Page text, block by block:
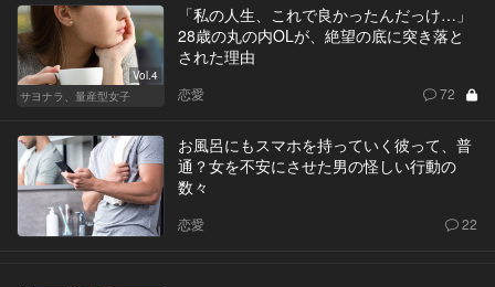
Vol.4
サヨナラ、量産型女子
「私の人生、これで良かったんだっけ…」
28歳の丸の内OLが、絶望の底に突き落と
された理由
恋愛 72
お風呂にもスマホを持っていく彼って、普
通？女を不安にさせた男の怪しい行動の
数々
恋愛 22